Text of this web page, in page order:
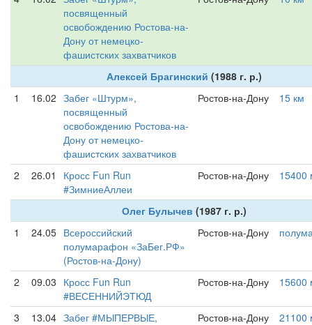
посвященный
освобождению Ростова-на-
Дону от немецко-
фашистских захватчиков
Алексей Брагинский (1988 г. р.)
1
16.02 Забег «Штурм»,
посвященный
освобождению Ростова-на-
Дону от немецко-
фашистских захватчиков
Ростов-на-Дону 15 км
2 26.01
Кросс Fun Run
#ЗимниеАллеи
Ростов-на-Дону 15400
Олег Булычев (1987 г. р.)
1
24.05 Всероссийский
полумарафон «ЗаБег.РФ»
(Ростов-на-Дону)
Ростов-на-Дону
2 09.03 Кросс Fun Run
#ВЕСЕННИЙЭТЮД
Ростов-на-Дону 15600
3 13.04 Забег #МЫПЕРВЫЕ,
Ростов-на-Дону 21100